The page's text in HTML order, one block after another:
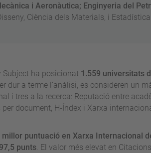
i Aeronàutica; Enginyeria del
Ciència dels Materials, i
Subject ha posicionat 1.559 universitats
dur a terme l’anàlisi, es consideren un
i tres a la recerca: Reputació entre
document, H-Índex i Xarxa
millor puntuació en Xarxa Internacional
punts. El valor més elevat en